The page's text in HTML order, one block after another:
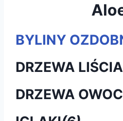
BYLINY
DRZEWA
DRZEWA